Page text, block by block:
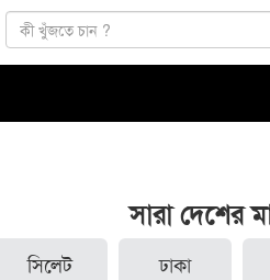
সারা দেশের
সিলেট ঢাকা